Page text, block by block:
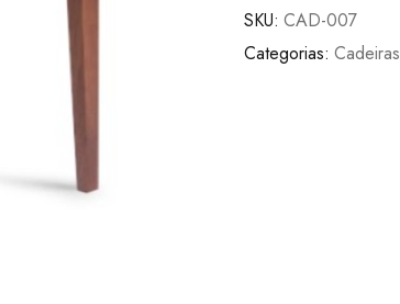
SKU: CAD-007
Categorias: Cadeiras